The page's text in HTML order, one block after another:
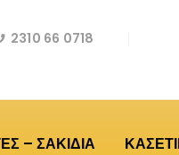
2310 66 0718
– ΣΑΚΙΔΙΑ